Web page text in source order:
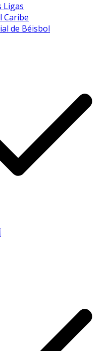
Ligas
Caribe
de Béisbol